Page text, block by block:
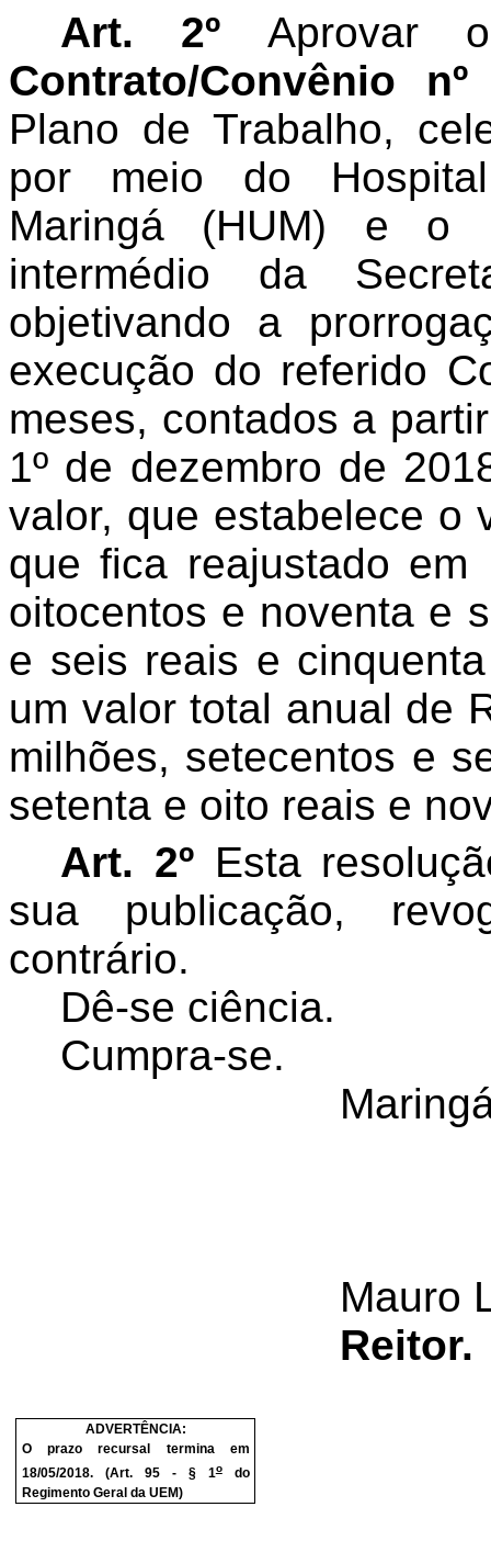
Art. 2º
Contrato/Convênio nº
Plano de Trabalho,
por meio do
Maringá (HUM) e o
intermédio da
objetivando a
execução do referido
meses, contados a
1º de dezembro de
valor, que estabelece o
que fica reajustado em
oitocentos e noventa e
e seis reais e
um valor total anual de
milhões, setecentos e
setenta e oito reais e
Art. 2º Esta
sua publicação,
contrário.
Dê-se ciência.
Cumpra-se.
Mauro
Reitor.
ADVERTÊNCIA:
O prazo recursal termina em
18/05/2018. (Art. 95 - § 1odo
Regimento Geral da UEM)